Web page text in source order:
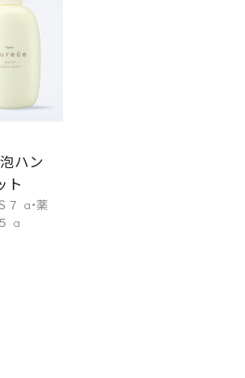
ハン
ト
７ a・薬
a